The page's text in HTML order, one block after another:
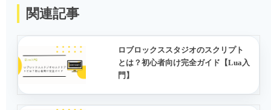
関連記事
ロブロックススタジオのスクリプト
とは？初心者向け完全ガイド【Lua入
門】